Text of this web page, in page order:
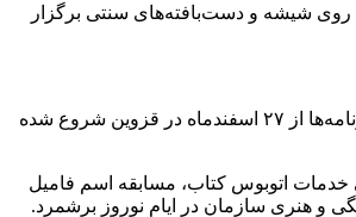
روی شیشه و دست‌بافته‌های سنتی برگزار
برجی سرپرست سازمان فرهنگی، اجتماعی شهرداری قزوین نیز از اجرای ۲ هزار برنامه شاد و مفرح و جذاب در قالب جشنواره بهار در بهار خبر داد و افزود: این برنامه‌ها از ۲۷ اسفندماه در قزوین شروع شده
خدمات اتوبوس کتاب، مسابقه اسم‌ فامیل
و هنری سازمان در ایام نوروز برشمرد.